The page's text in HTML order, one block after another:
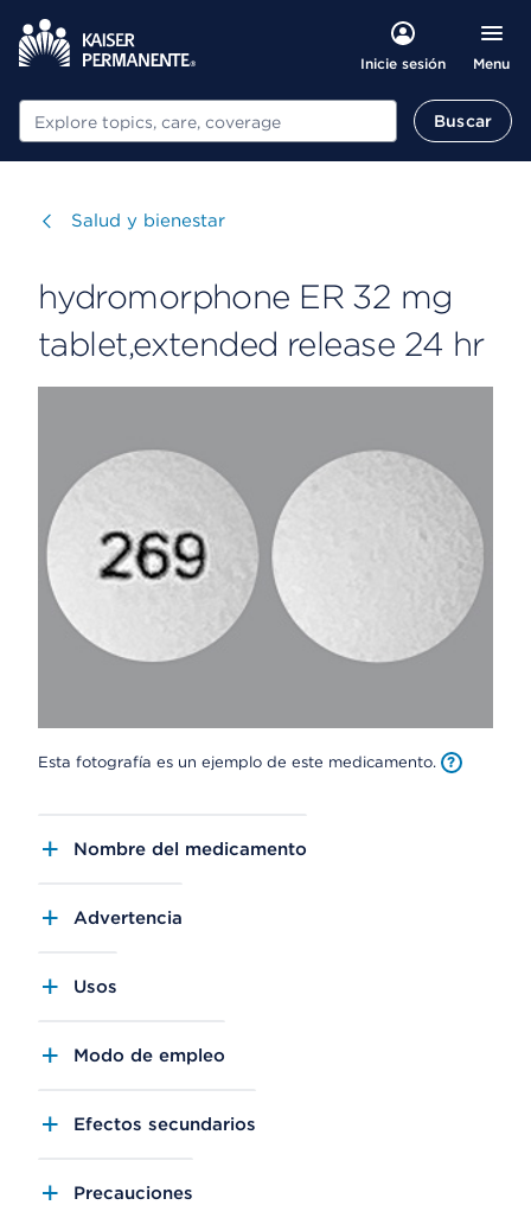
Inicie sesión Menu
Buscar Buscar
Visitar
Salud y bienestar
hydromorphone ER 32 mg
tablet,extended release 24 hr
Esta fotografía es un ejemplo de este medicamento.
Nombre del medicamento
Advertencia
Usos
Modo de empleo
Efectos secundarios
Precauciones